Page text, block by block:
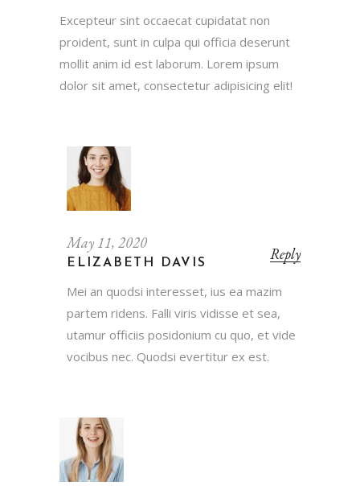
Excepteur sint occaecat cupidatat non
proident, sunt in culpa qui officia deserunt
mollit anim id est laborum. Lorem ipsum
dolor sit amet, consectetur adipisicing elit!
Reply
May 11, 2020
ELIZABETH DAVIS
Mei an quodsi interesset, ius ea mazim
partem ridens. Falli viris vidisse et sea,
utamur officiis posidonium cu quo, et vide
vocibus nec. Quodsi evertitur ex est.